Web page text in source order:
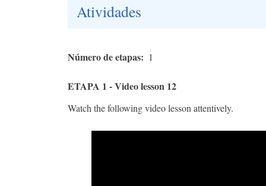
Atividades
Número de etapas 1
ETAPA 1 - Video lesson 12
Watch the following video lesson attentively.